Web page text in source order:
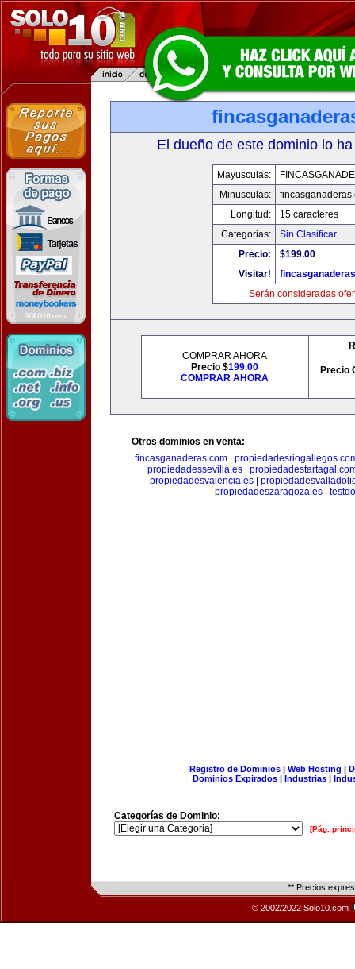
El dueño de este dominio lo
Mayusculas:
Minusculas:
Longitud:
15 caracteres
Categorias:
Sin Clasificar
Precio:
$199.00
Visitar!
Serán consideradas
COMPRAR AHORA
Precio $199.00
COMPRAR AHORA
Precio
Otros dominios en venta:
fincasganaderas.com
propiedadessevilla.es
propiedadesvalencia.es|
propiedadeszaragoza.es|
Registro de Dominios| Web Hosting |
Dominios Expirados | Industrias |
Categorías de Dominio:
[Pág.
** Precios
© 2002/2022 Solo10.com